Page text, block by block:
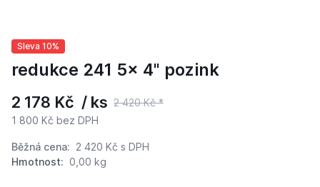
Sleva 10%
redukce 241 5x 4" pozink
2 178 Kč / ks 2 420 Kč *
1 800 Kč bez DPH
Běžná cena: 2 420 Kč s DPH
Hmotnost: 0,00 kg